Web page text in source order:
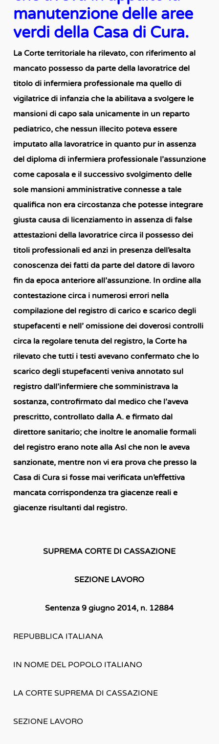
manutenzione delle aree
verdi della Casa di Cura.
La Corte territoriale ha rilevato, con riferimento al
mancato possesso da parte della lavoratrice del
titolo di infermiera professionale ma quello di
vigilatrice di infanzia che la abilitava a svolgere le
mansioni di capo sala unicamente in un reparto
pediatrico, che nessun illecito poteva essere
imputato alla lavoratrice in quanto pur in assenza
del diploma di infermiera professionale l’assunzione
come caposala e il successivo svolgimento delle
sole mansioni amministrative connesse a tale
qualifica non era circostanza che potesse integrare
giusta causa di licenziamento in assenza di false
attestazioni della lavoratrice circa il possesso dei
titoli professionali ed anzi in presenza dell’esalta
conoscenza dei fatti da parte del datore di lavoro
fin da epoca anteriore all’assunzione. In ordine alla
contestazione circa i numerosi errori nella
compilazione del registro di carico e scarico degli
stupefacenti e nell’ omissione dei doverosi controlli
circa la regolare tenuta del registro, la Corte ha
rilevato che tutti i testi avevano confermato che lo
scarico degli stupefacenti veniva annotato sul
registro dall’infermiere che somministrava la
sostanza, controfirmato dal medico che l’aveva
prescritto, controllato dalla A. e firmato dal
direttore sanitario; che inoltre le anomalie formali
del registro erano note alla Asl che non le aveva
sanzionate, mentre non vi era prova che presso la
Casa di Cura si fosse mai verificata un’effettiva
mancata corrispondenza tra giacenze reali e
giacenze risultanti dal registro.
SUPREMA CORTE DI CASSAZIONE
SEZIONE LAVORO
Sentenza 9 giugno 2014, n. 12884
REPUBBLICA ITALIANA
IN NOME DEL POPOLO ITALIANO
LA CORTE SUPREMA DI CASSAZIONE
SEZIONE LAVORO